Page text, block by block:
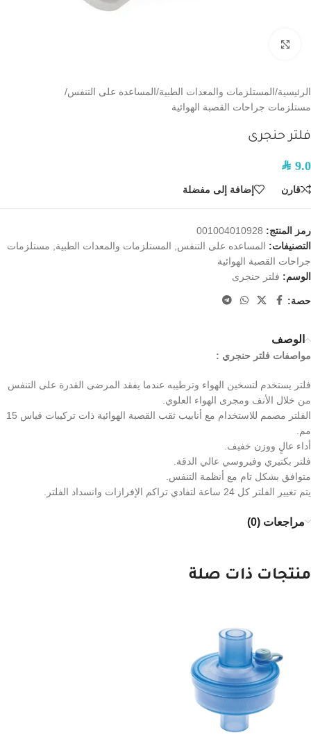
الرئيسية/المستلزمات والمعدات الطبية/المساعده على التنفس/
مستلزمات جراحات القصبة الهوائية
فلتر حنجرى
SAR 9.0
قارن إضافة إلى مفضلة
رمز المنتج: 001004010928
التصنيفات: المساعده على التنفس المستلزمات والمعدات الطبية
مستلزمات
جراحات القصبة الهوائية
الوسم: فلتر حنجرى
حصة:
الوصف
مواصفات فلتر حنجري :
فلتر يستخدم لتسخين الهواء وترطيبه عندما يفقد المرضى القدرة على التنفس
من خلال الأنف ومجرى الهواء العلوي.
الفلتر مصمم للاستخدام مع أنابيب ثقب القصبة الهوائية ذات تركيبات قياس 15
مم.
أداء عالٍ ووزن خفيف.
فلتر بكتيري وفيروسي عالي الدقة.
متوافق بشكل تام مع أنظمة التنفس.
يتم تغيير الفلتر كل 24 ساعة لتفادي تراكم الإفرازات وانسداد الفلتر.
مراجعات (0)
منتجات ذات صلة